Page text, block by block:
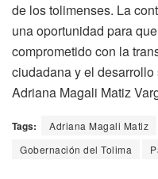
de los tolimenses. La
una oportunidad para
comprometido con la
ciudadana y el
Adriana Magali Matiz
Tags: Adriana Magali Matiz
Gobernación del Tolima